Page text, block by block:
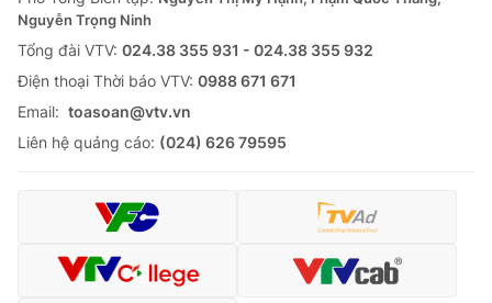
Nguyễn Trọng Ninh
Tổng đài VTV: 024.38 355 931 - 024.38 355 932
Ðiện thoại Thời báo VTV: 0988 671 671
Email: toasoan@vtv.vn
Liên hệ quảng cáo: (024) 626 79595